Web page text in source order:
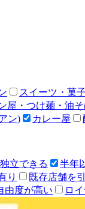
スイーツ・菓子
屋・つけ麺・油
ン)
カレー屋
立できる 半年
り 既存店舗を
由度が高い
ロ